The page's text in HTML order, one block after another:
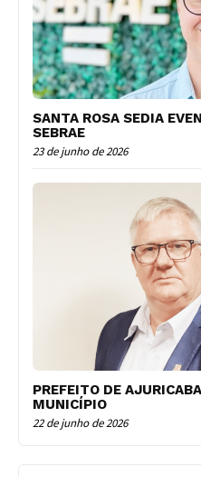
SANTA ROSA SEDIA
SEBRAE
23 de junho de 2026
PREFEITO DE
MUNICÍPIO
22 de junho de 2026